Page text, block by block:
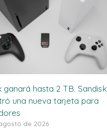
ganará hasta 2 TB. Sandisk
una nueva tarjeta para
de 2026